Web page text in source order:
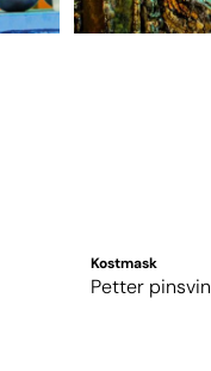
Kostmask
Petter pinsvin